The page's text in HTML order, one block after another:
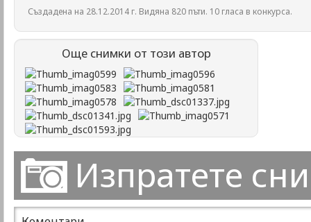
Създадена на 28.12.2014 г. Видяна 820 пъти. 10 гласа в конкурса.
Още снимки от този автор
Изпратете